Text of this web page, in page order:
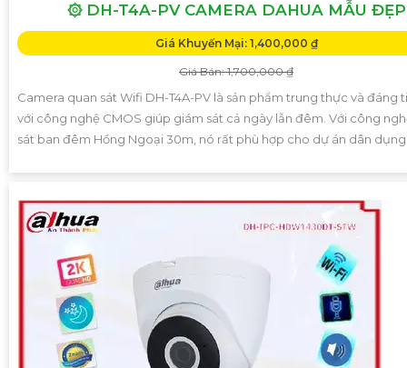
۞ DH-T4A-PV CAMERA DAHUA MẪU ĐẸP
Giá Khuyến Mại: 1,400,000 ₫
Giá Bán: 1,700,000 ₫
Camera quan sát Wifi DH-T4A-PV là sản phẩm trung thực và đáng
với công nghệ CMOS giúp giám sát cả ngày lẫn đêm. Với công
sát ban đêm Hồng Ngoại 30m, nó rất phù hợp cho dự án dân dụng